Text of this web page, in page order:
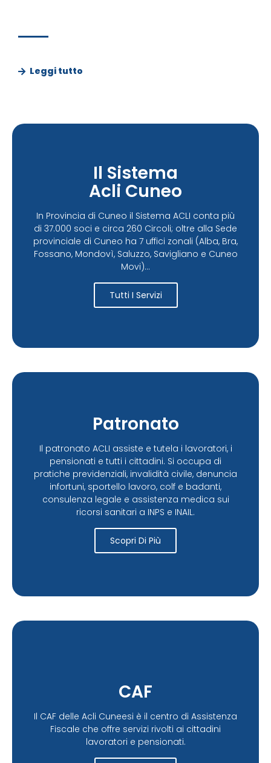
Leggi tutto
Il Sistema
Acli Cuneo
In Provincia di Cuneo il Sistema ACLI conta più
di 37.000 soci e circa 260 Circoli; oltre alla Sede
provinciale di Cuneo ha 7 uffici zonali (Alba, Bra,
Fossano, Mondovì, Saluzzo, Savigliano e Cuneo
Movi)...
Tutti I Servizi
Patronato
Il patronato ACLI assiste e tutela i lavoratori, i
pensionati e tutti i cittadini. Si occupa di
pratiche previdenziali, invalidità civile, denuncia
infortuni, sportello lavoro, colf e badanti,
consulenza legale e assistenza medica sui
ricorsi sanitari a INPS e INAIL.
Scopri Di Più
CAF
Il CAF delle Acli Cuneesi è il centro di Assistenza
Fiscale che offre servizi rivolti ai cittadini
lavoratori e pensionati.